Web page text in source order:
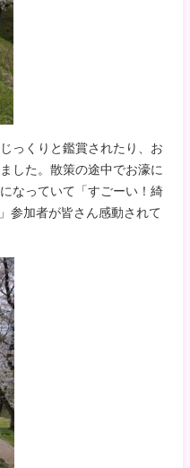
っくりと鑑賞されたり、お
した。散策の途中でお濠に
なっていて「すごーい！綺
参加者が皆さん感動されて